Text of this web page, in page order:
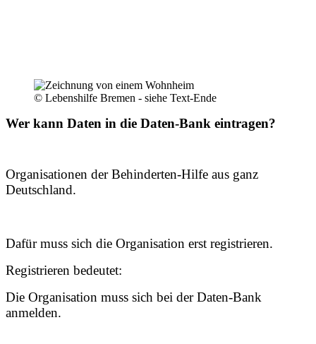
© Lebenshilfe Bremen - siehe Text-Ende
Wer kann Daten in die Daten-Bank eintragen?
Organisationen der Behinderten-Hilfe aus ganz
Deutschland.
Dafür muss sich die Organisation erst registrieren.
Registrieren bedeutet:
Die Organisation muss sich bei der Daten-Bank
anmelden.